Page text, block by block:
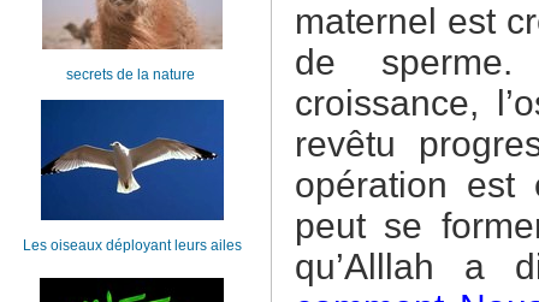
maternel est
de
croissance,
revêtu
opération est
peut se
qu’Alllah a
secrets de la nature
Les oiseaux déployant leurs ailes